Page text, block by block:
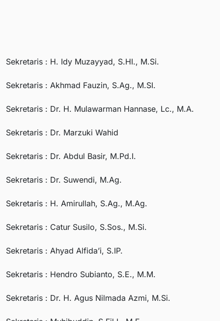
Sekretaris : H. Idy Muzayyad, S.HI., M.Si.
Sekretaris : Akhmad Fauzin, S.Ag., M.SI.
Sekretaris : Dr. H. Mulawarman Hannase, Lc., M.A.
Sekretaris : Dr. Marzuki Wahid
Sekretaris : Dr. Abdul Basir, M.Pd.I.
Sekretaris : Dr. Suwendi, M.Ag.
Sekretaris : H. Amirullah, S.Ag., M.Ag.
Sekretaris : Catur Susilo, S.Sos., M.Si.
Sekretaris : Ahyad Alfida’i, S.IP.
Sekretaris : Hendro Subianto, S.E., M.M.
Sekretaris : Dr. H. Agus Nilmada Azmi, M.Si.